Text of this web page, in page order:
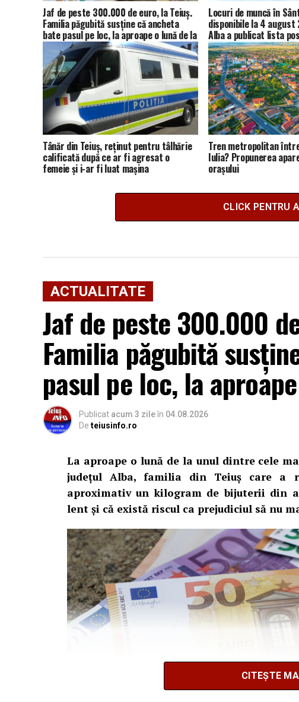
Jaf de peste 300.000 de euro, la Teiuș.
Familia păgubită susține că ancheta
bate pasul pe loc, la aproape o lună de la
spargere
Locuri de muncă în
disponibile la 4 august
Alba a publicat lista
Tânăr din Teiuș, reținut pentru tâlhărie
calificată după ce ar fi agresat o
femeie și i-ar fi luat mașina
Tren metropolitan
Iulia? Propunerea
orașului
CLICK PENTRU
ACTUALITATE
Jaf de peste 300.000
Familia păgubită
pasul pe loc, la
Publicat acum 3 zileîn 04.08.2026
De teiusinfo.ro
La aproape o lună de la unul dintre cele
județul Alba, familia din Teiuș care a
aproximativ un kilogram de bijuterii din
lent și că există riscul ca prejudiciul să nu
CITEȘTE